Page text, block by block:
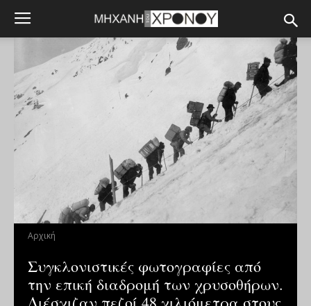
Αρχική
Συγκλονιστικές φωτογραφίες από
την επική διαδρομή των χρυσοθήρων.
Διέσχιζαν πεζοί 48 χιλιόμετρα στους